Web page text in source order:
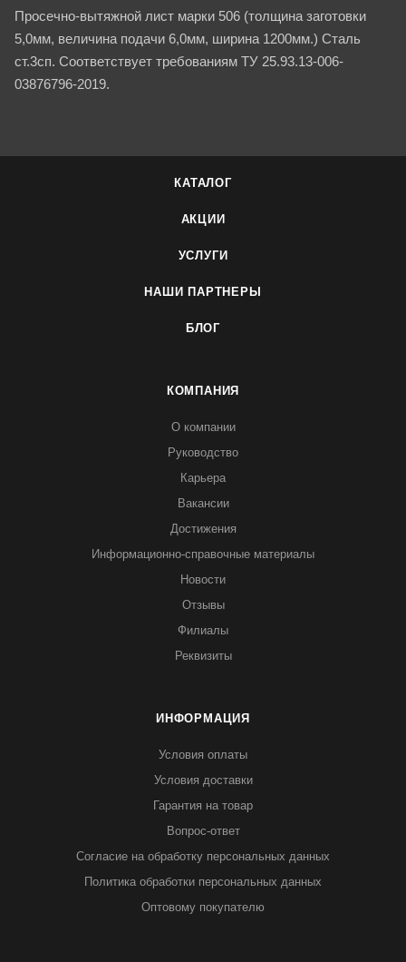
Просечно-вытяжной лист марки 506 (толщина заготовки
5,0мм, величина подачи 6,0мм, ширина 1200мм.) Сталь
ст.3сп. Соответствует требованиям ТУ 25.93.13-006-
03876796-2019.
КАТАЛОГ
АКЦИИ
УСЛУГИ
НАШИ ПАРТНЕРЫ
БЛОГ
КОМПАНИЯ
О компании
Руководство
Карьера
Вакансии
Достижения
Информационно-справочные материалы
Новости
Отзывы
Филиалы
Реквизиты
ИНФОРМАЦИЯ
Условия оплаты
Условия доставки
Гарантия на товар
Вопрос-ответ
Согласие на обработку персональных данных
Политика обработки персональных данных
Оптовому покупателю